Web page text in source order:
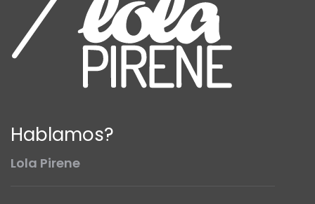
Hablamos?
Lola Pirene